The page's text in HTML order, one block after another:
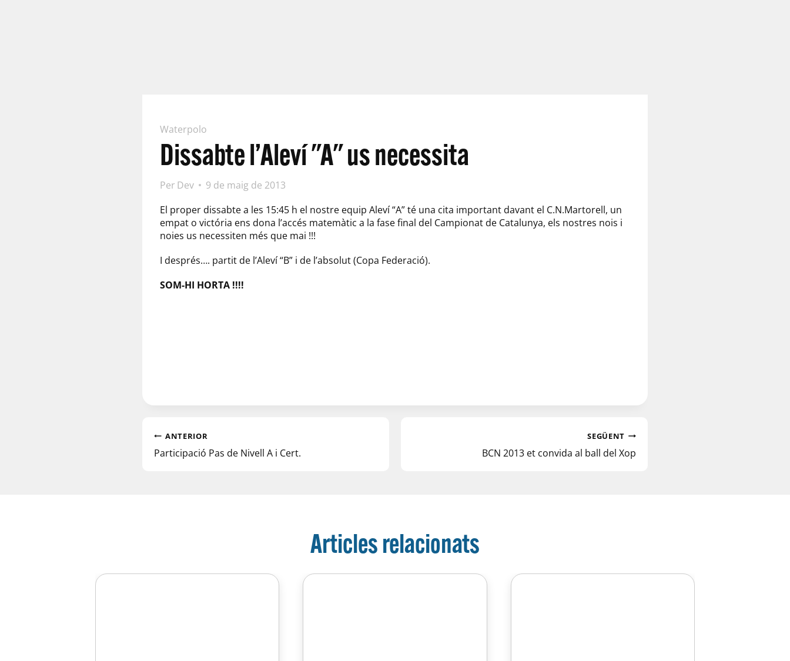
Waterpolo
Dissabte l’Aleví "A" us necessita
Per Dev
9 de maig de 2013
El proper dissabte a les 15:45 h el nostre equip Aleví “A” té una cita important davant el C.N.Martorell, un
empat o victória ens dona l’accés matemàtic a la fase final del Campionat de Catalunya, els nostres nois i
noies us necessiten més que mai !!!
I després…. partit de l’Aleví “B” i de l’absolut (Copa Federació).
SOM-HI HORTA !!!!
ANTERIOR
Participació Pas de Nivell A i Cert.
SEGÜENT
BCN 2013 et convida al ball del Xop
Articles relacionats